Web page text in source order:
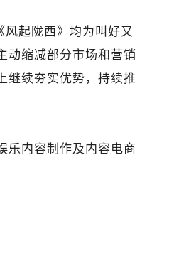
起陇西》均为叫好又
动缩减部分市场和营销
继续夯实优势，持续推
乐内容制作及内容电商